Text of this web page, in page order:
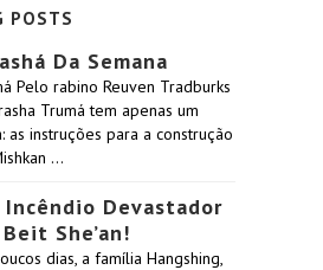
POSTS
Da Semana
Pelo rabino Reuven Tradburks
Trumá tem apenas um
as instruções para a construção
…
Incêndio Devastador
Beit She’an!
dias, a família Hangshing,